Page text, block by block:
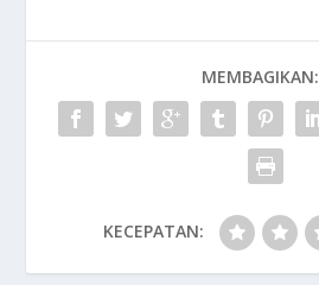
MEMBAGIKAN:
KECEPATAN: